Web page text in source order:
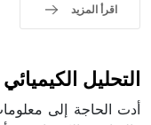
اقرأ المزيد
التحليل الكيميائي
أدت الحاجة إلى